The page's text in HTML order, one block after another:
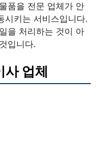
품을 전문 업체가 안
시키는 서비스입니다.
을 처리하는 것이 아
입니다.
사 업체